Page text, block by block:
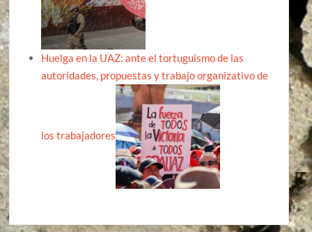
Huelga en la UAZ: ante el tortuguismo de las
autoridades, propuestas y trabajo organizativo de
los trabajadores